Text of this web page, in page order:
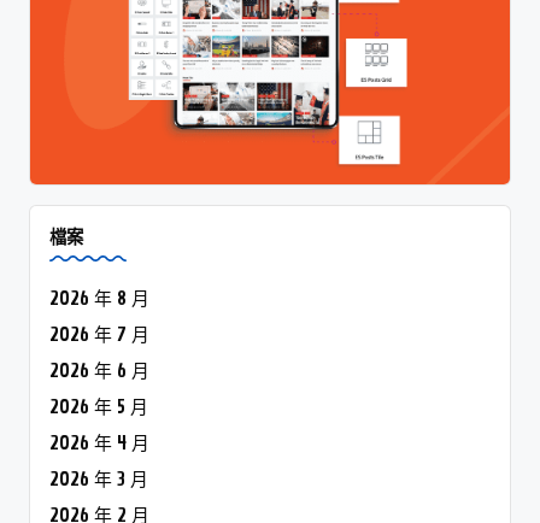
檔案
2026 年 8 月
2026 年 7 月
2026 年 6 月
2026 年 5 月
2026 年 4 月
2026 年 3 月
2026 年 2 月